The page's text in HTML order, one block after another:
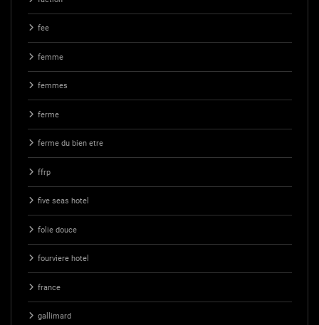
fee
femme
femmes
ferme
ferme du bien etre
ffrp
five seas hotel
folie douce
fourviere hotel
france
gallimard